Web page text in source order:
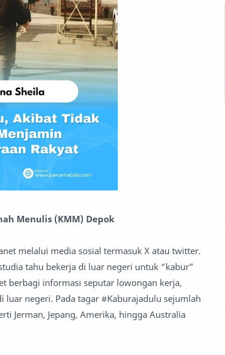
Menulis (KMM) Depok
melalui media sosial termasuk X atau twitter.
tahu bekerja di luar negeri untuk “kabur”
berbagi informasi seputar lowongan kerja,
luar negeri. Pada tagar #Kaburajadulu sejumlah
Jerman, Jepang, Amerika, hingga Australia